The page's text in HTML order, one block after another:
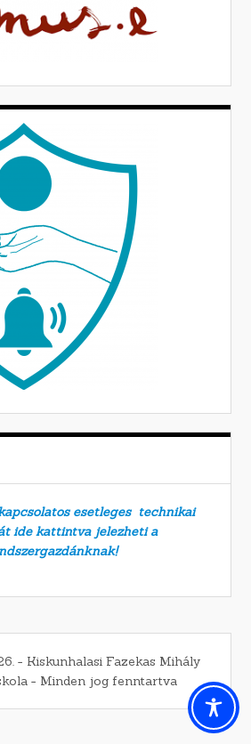
esetleges technikai
ide kattintva jelezheti a
− Kiskunhalasi Fazekas Mihály
− Minden jog fenntartva